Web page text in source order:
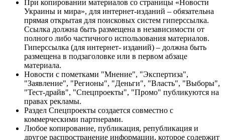
При копировании материалов со страницы «Новости
Украины и мира», для интернет-изданий – обязательна
прямая открытая для поисковых систем гиперссылка.
Ссылка должна быть размещена в независимости от
полного либо частичного использования материалов.
Гиперссылка (для интернет- изданий) – должна быть
размещена в подзаголовке или в первом абзаце
материала.
Новости с пометками "Мнение", "Экспертиза",
"Заявление", "Регионы", "Деньги", "Власть", "Выборы",
"Тест-драйв", "Спецпроекты", "Промо" публикуются на
правах рекламы.
Раздел Спецпроекты создается совместно с
коммерческими партнерами.
Любое копирование, публикация, републикация и
другое распространение информации, которое содержит